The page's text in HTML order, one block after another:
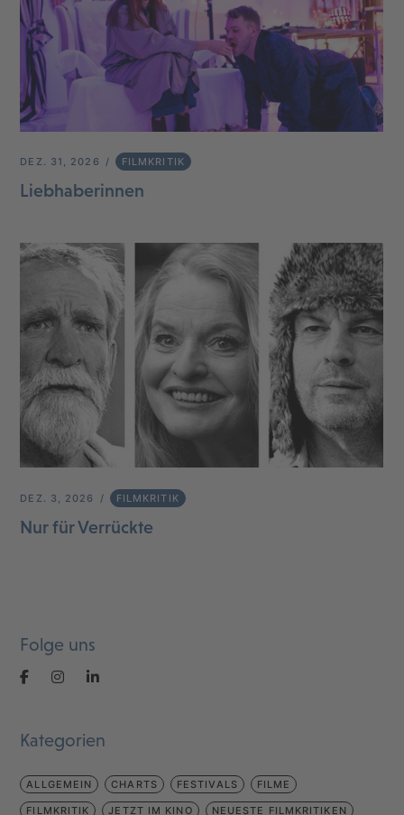
DEZ. 31, 2026 FILMKRITIK
Liebhaberinnen
DEZ. 3, 2026 FILMKRITIK
Nur für Verrückte
Folge uns
Kategorien
ALLGEMEIN CHARTS FESTIVALS FILME
FILMKRITIK JETZT IM KINO NEUESTE FILMKRITIKEN